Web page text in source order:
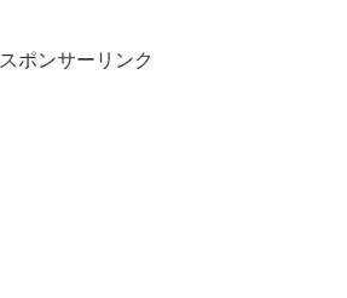
ておかねば・・・！
スポンサーリンク